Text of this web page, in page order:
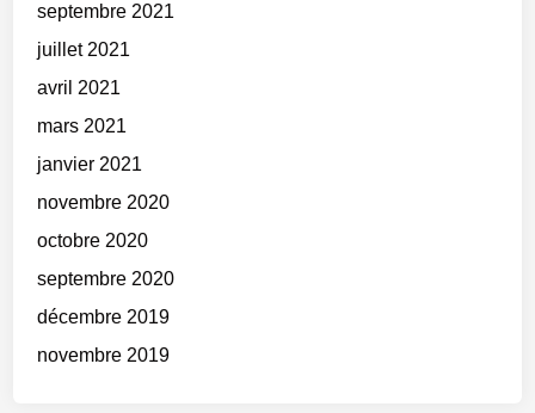
septembre 2021
juillet 2021
avril 2021
mars 2021
janvier 2021
novembre 2020
octobre 2020
septembre 2020
décembre 2019
novembre 2019